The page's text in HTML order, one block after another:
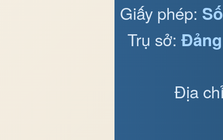
Giấy phép:
Trụ sở:
Địa